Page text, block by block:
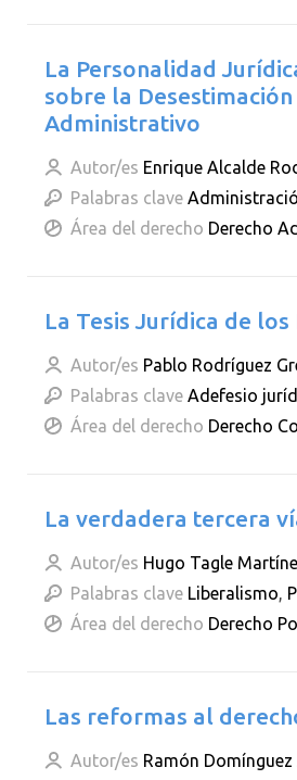
La Personalidad
sobre la
Administrativo
Autor/es Enrique Alcalde
Palabras clave
Área del derecho Derecho
La Tesis Jurídica de los
Autor/es Pablo Rodríguez
Palabras clave Adefesio
Área del derecho Derecho
La verdadera tercera
Autor/es Hugo Tagle
Palabras clave Liberalismo,
Área del derecho Derecho
Las reformas al
Autor/es Ramón Domínguez